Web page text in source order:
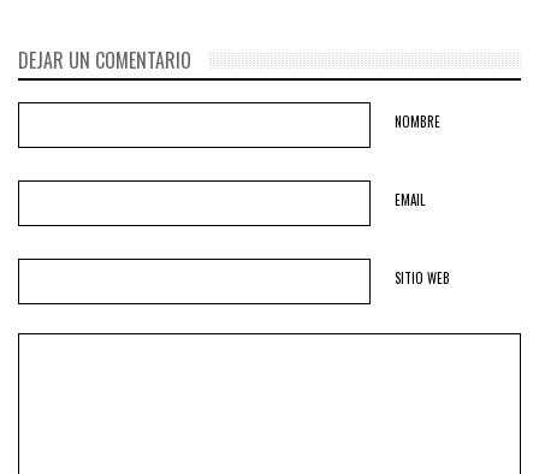
DEJAR UN COMENTARIO
NOMBRE
EMAIL
SITIO WEB